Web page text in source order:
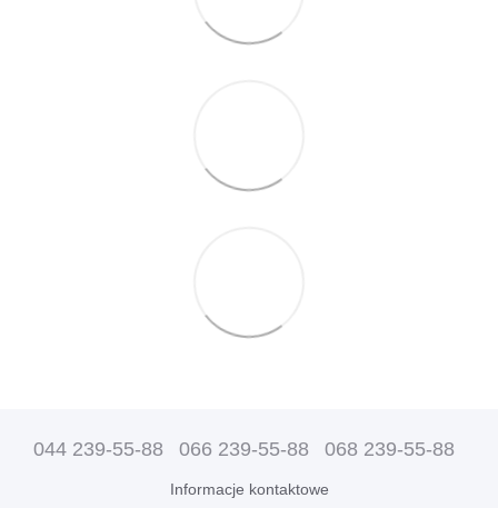
044 239-55-88 066 239-55-88 068 239-55-88
Informacje kontaktowe